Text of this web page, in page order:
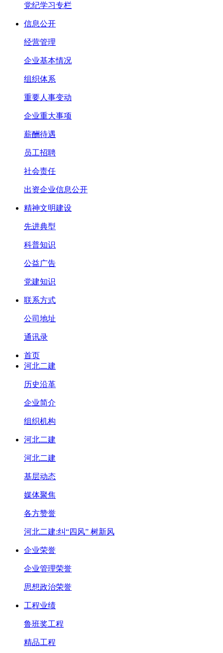
党纪学习专栏
信息公开
经营管理
企业基本情况
组织体系
重要人事变动
企业重大事项
薪酬待遇
员工招聘
社会责任
出资企业信息公开
精神文明建设
先进典型
科普知识
公益广告
党建知识
联系方式
公司地址
通讯录
首页
河北二建
历史沿革
企业简介
组织机构
河北二建
河北二建
基层动态
媒体聚焦
各方赞誉
河北二建:纠“四风” 树新风
企业荣誉
企业管理荣誉
思想政治荣誉
工程业绩
鲁班奖工程
精品工程